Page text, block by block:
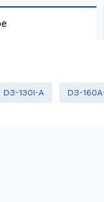
D3-130I-A D3-